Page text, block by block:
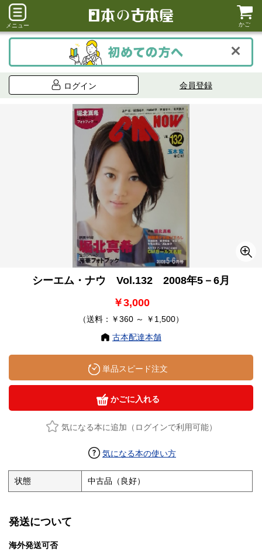
メニュー かご
ログイン 会員登録
シーエム・ナウ Vol.132 2008年5－6月
￥3,000
（送料：￥360 ～ ￥1,500）
古本配達本舗
単品スピード注文
かごに入れる
気になる本に追加（ログインで利用可能）
気になる本の使い方
状態 中古品（良好）
発送について
海外発送可否